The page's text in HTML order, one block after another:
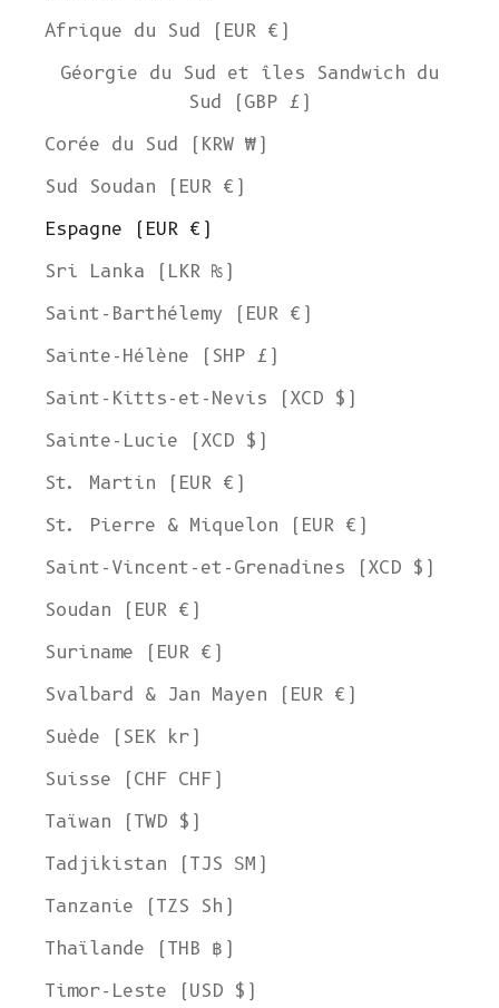
Afrique du Sud (EUR €)
Géorgie du Sud et îles Sandwich du
Sud (GBP £)
Corée du Sud (KRW ₩)
Sud Soudan (EUR €)
Espagne (EUR €)
Sri Lanka (LKR ₨)
Saint-Barthélemy (EUR €)
Sainte-Hélène (SHP £)
Saint-Kitts-et-Nevis (XCD $)
Sainte-Lucie (XCD $)
St. Martin (EUR €)
St. Pierre & Miquelon (EUR €)
Saint-Vincent-et-Grenadines (XCD $)
Soudan (EUR €)
Suriname (EUR €)
Svalbard & Jan Mayen (EUR €)
Suède (SEK kr)
Suisse (CHF CHF)
Taïwan (TWD $)
Tadjikistan (TJS ЅМ)
Tanzanie (TZS Sh)
Thaïlande (THB ฿)
Timor-Leste (USD $)